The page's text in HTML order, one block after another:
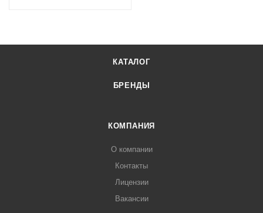
КАТАЛОГ
БРЕНДЫ
КОМПАНИЯ
О компании
Контакты
Лицензии
Вакансии